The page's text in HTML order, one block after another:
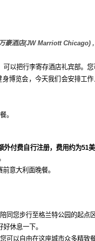
豪酒店(JW Marriott Chicago)
以把行李寄存酒店礼宾部。您
博览会，今天我们会安排工
。
外付费自行注册，费用约为51
意大利面晚餐。
同您步行至格兰特公园的起点
好休息一下。
可以自由在这座城市众多精致